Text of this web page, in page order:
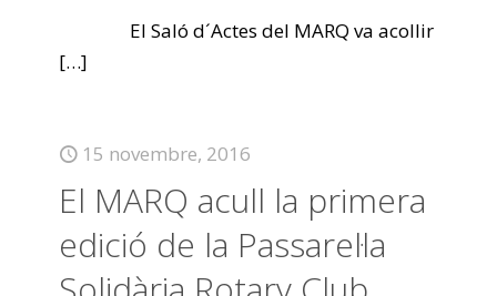
El Saló d´Actes del MARQ va acollir
[…]
15 novembre, 2016
El MARQ acull la primera
edició de la Passarel·la